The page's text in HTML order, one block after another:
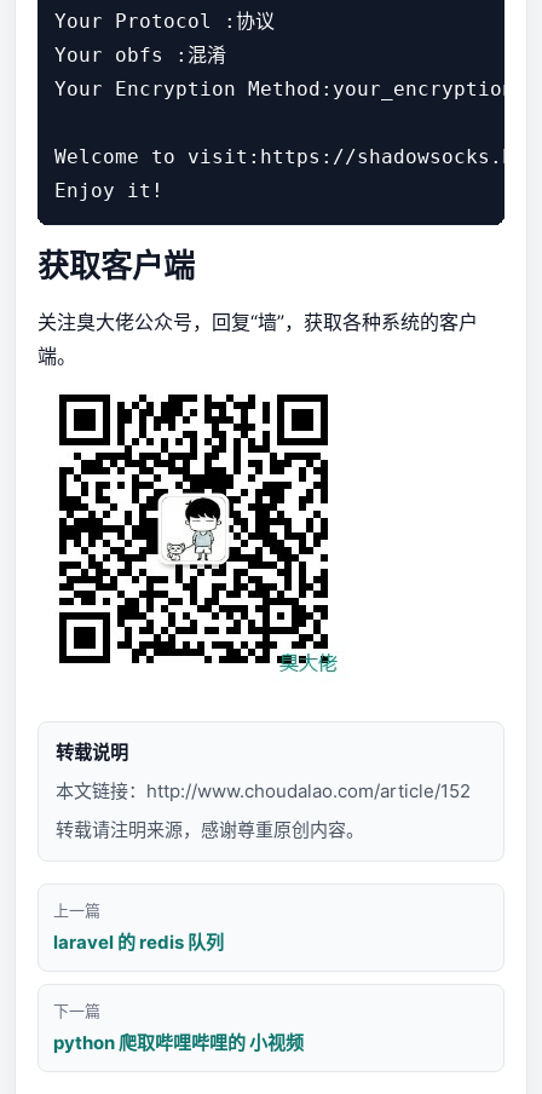
Your Protocol :协议
Your obfs :混淆
Your Encryption
Welcome to visit:https://
获取客户端
关注臭大佬公众号，回复“墙”，获取各种系统的客户
端。
转载说明
本文链接： http://www.choudalao.com/article/152
转载请注明来源，感谢尊重原创内容。
上一篇
laravel 的 redis 队列
下一篇
python 爬取哔哩哔哩的 小视频